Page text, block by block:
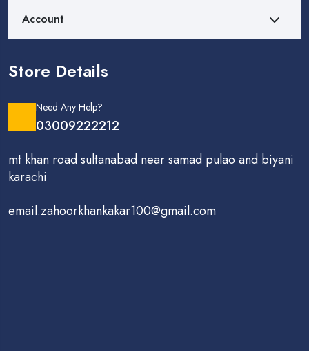
Account
Store Details
Need Any Help?
03009222212
mt khan road sultanabad near samad pulao and biyani
karachi
email.zahoorkhankakar100@gmail.com